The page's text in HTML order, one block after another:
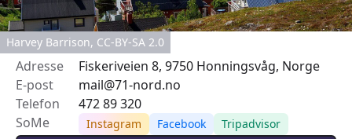
Harvey Barrison, CC-BY-SA 2.0
Adresse
Fiskeriveien 8, 9750 Honningsvåg, Norge
E-post
mail@71-nord.no
Telefon
472 89 320
SoMe
Instagram Facebook Tripadvisor